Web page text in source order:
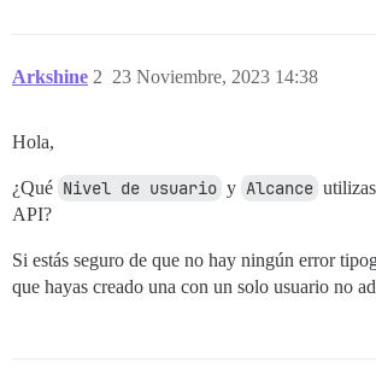
Arkshine 23 Noviembre, 2023 14:38
2
Hola,
¿Qué Nivel de usuario y Alcance
API?
Si estás seguro de que no hay ningún error
que hayas creado una con un solo usuario no